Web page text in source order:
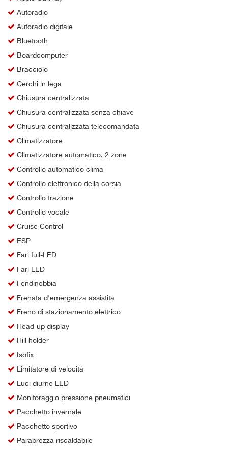
Autoradio
Autoradio digitale
Bluetooth
Boardcomputer
Bracciolo
Cerchi in lega
Chiusura centralizzata
Chiusura centralizzata senza chiave
Chiusura centralizzata telecomandata
Climatizzatore
Climatizzatore automatico, 2 zone
Controllo automatico clima
Controllo elettronico della corsia
Controllo trazione
Controllo vocale
Cruise Control
ESP
Fari full-LED
Fari LED
Fendinebbia
Frenata d'emergenza assistita
Freno di stazionamento elettrico
Head-up display
Hill holder
Isofix
Limitatore di velocità
Luci diurne LED
Monitoraggio pressione pneumatici
Pacchetto invernale
Pacchetto sportivo
Parabrezza riscaldabile